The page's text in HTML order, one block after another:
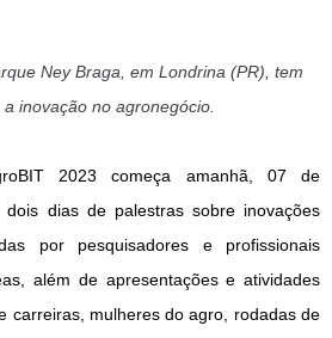
Ney Braga, em Londrina (PR), tem
inovação no agronegócio.
2023 começa amanhã, 07 de
dias de palestras sobre inovações
por pesquisadores e profissionais
além de apresentações e atividades
carreiras, mulheres do agro, rodadas de